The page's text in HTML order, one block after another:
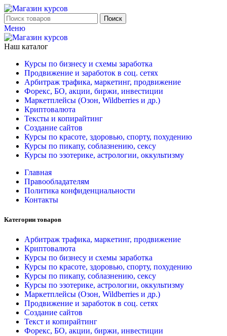
Поиск
Меню
Наш каталог
Курсы по бизнесу и схемы заработка
Продвижение и заработок в соц. сетях
Арбитраж трафика, маркетинг, продвижение
Форекс, БО, акции, биржи, инвестиции
Маркетплейсы (Озон, Wildberries и др.)
Криптовалюта
Тексты и копирайтинг
Создание сайтов
Курсы по красоте, здоровью, спорту, похудению
Курсы по пикапу, соблазнению, сексу
Курсы по эзотерике, астрологии, оккультизму
Главная
Правообладателям
Политика конфиденциальности
Контакты
Категории товаров
Арбитраж трафика, маркетинг, продвижение
Криптовалюта
Курсы по бизнесу и схемы заработка
Курсы по красоте, здоровью, спорту, похудению
Курсы по пикапу, соблазнению, сексу
Курсы по эзотерике, астрологии, оккультизму
Маркетплейсы (Озон, Wildberries и др.)
Продвижение и заработок в соц. сетях
Создание сайтов
Текст и копирайтинг
Форекс, БО, акции, биржи, инвестиции